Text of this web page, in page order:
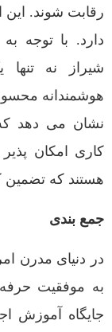
رقابت شوند. این
شیراز نه
هوشمندانه
نشان می دهد
کاری امکان
هستند که تضمین
جمع بندی
در دنیای مدرن
به موفقیت